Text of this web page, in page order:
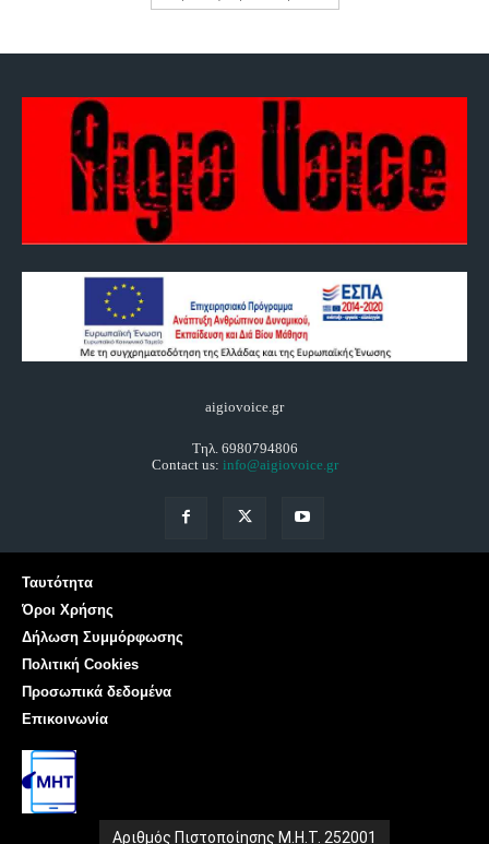
aigiovoice.gr
Τηλ. 6980794806
Contact us: info@aigiovoice.gr
Ταυτότητα
Όροι Χρήσης
Δήλωση Συμμόρφωσης
Πολιτική Cookies
Προσωπικά δεδομένα
Επικοινωνία
Αριθμός Πιστοποίησης Μ.Η.Τ. 252001